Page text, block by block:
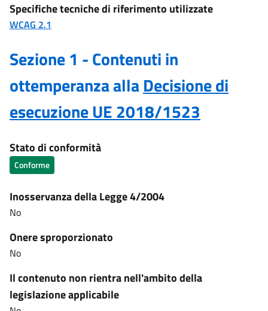
Specifiche tecniche di riferimento utilizzate
WCAG 2.1
Sezione 1 - Contenuti in
ottemperanza allaDecisione di
esecuzione UE 2018/1523
Stato di conformità
Conforme
Inosservanza della Legge 4/2004
No
Onere sproporzionato
No
Il contenuto non rientra nell'ambito della
legislazione applicabile